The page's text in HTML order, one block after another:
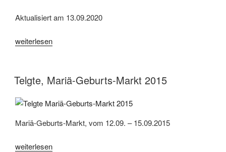
Aktualisiert am 13.09.2020
„Telgte,
Freizeitpark
Mega-
Fun,
Kirmespark
weiterlesen
Telgte, Mariä-Geburts-Markt 2015
Mariä-Geburts-Markt, vom 12.09. – 15.09.2015
„Telgte,
weiterlesen